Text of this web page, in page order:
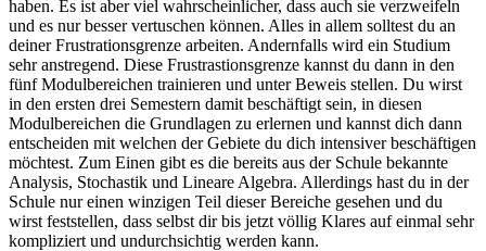
haben. Es ist aber viel wahrscheinlicher, dass auch sie verzweifeln
und es nur besser vertuschen können. Alles in allem solltest du an
deiner Frustrationsgrenze arbeiten. Andernfalls wird ein Studium
sehr anstregend. Diese Frustrastionsgrenze kannst du dann in den
fünf Modulbereichen trainieren und unter Beweis stellen. Du wirst
in den ersten drei Semestern damit beschäftigt sein, in diesen
Modulbereichen die Grundlagen zu erlernen und kannst dich dann
entscheiden mit welchen der Gebiete du dich intensiver beschäftigen
möchtest. Zum Einen gibt es die bereits aus der Schule bekannte
Analysis, Stochastik und Lineare Algebra. Allerdings hast du in der
Schule nur einen winzigen Teil dieser Bereiche gesehen und du
wirst feststellen, dass selbst dir bis jetzt völlig Klares auf einmal sehr
kompliziert und undurchsichtig werden kann.